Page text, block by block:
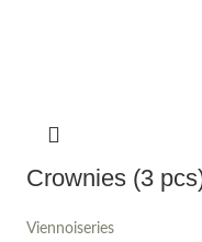
Crownies (3
Viennoiseries